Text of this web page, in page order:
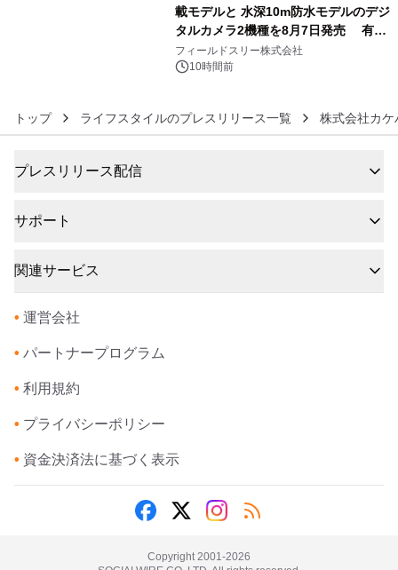
載モデルと 水深10m防水モデルのデジ
タルカメラ2機種を8月7日発売 有効
約1300万画素、用途別に選べるコンデ
ジ新登場
フィールドスリー株式会社
10時間前
トップ ライフスタイルのプレスリリース一覧 株式会社カ
プレスリリース配信
サポート
関連サービス
• 運営会社
• パートナープログラム
• 利用規約
• プライバシーポリシー
• 資金決済法に基づく表示
Copyright 2001-2026